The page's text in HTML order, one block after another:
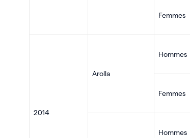
Femmes
2014
Arolla
Hommes
Femmes
Hommes